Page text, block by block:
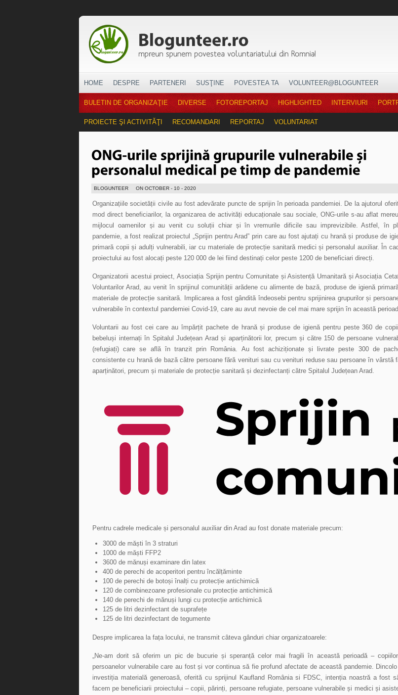
HOME DESPRE PARTENERI SUSŢINE POVESTEA TA VOLUNTEER@BLOGUNTEER
BULETIN DE ORGANIZAŢIE DIVERSE FOTOREPORTAJ HIGHLIGHTED INTERVIURI
PROIECTE ŞI ACTIVITĂŢI RECOMANDARI REPORTAJ VOLUNTARIAT
BLOGUNTEER ON OCTOBER - 10 - 2020
Organizațiile societății civile au fost adevărate puncte de sprijin în perioada pandemiei. De la ajutorul
mod direct beneficiarilor, la organizarea de activități educaționale sau sociale, ONG-urile s-au aflat
mijlocul oamenilor și au venit cu soluții chiar și în vremurile dificile sau imprevizibile. Astfel, în
pandemie, a fost realizat proiectul „Sprijin pentru Arad” prin care au fost ajutați cu hrană și produse de
primară copii și adulți vulnerabili, iar cu materiale de protecție sanitară medici și personalul auxiliar. În
proiectului au fost alocați peste 120 000 de lei fiind destinați celor peste 1200 de beneficiari direcți.
Organizatorii acestui proiect, Asociația Sprijin pentru Comunitate și Asistență Umanitară și Asociația
Voluntarilor Arad, au venit în sprijinul comunității arădene cu alimente de bază, produse de igienă
materiale de protecție sanitară. Implicarea a fost gândită îndeosebi pentru sprijinirea grupurilor și
vulnerabile în contextul pandemiei Covid-19, care au avut nevoie de cel mai mare sprijin în această
Voluntarii au fost cei care au împărțit pachete de hrană și produse de igienă pentru peste 360 de
bebeluși internați în Spitalul Județean Arad și aparținătorii lor, precum și către 150 de persoane
(refugiați) care se află în tranzit prin România. Au fost achiziționate și livrate peste 300 de
consistente cu hrană de bază către persoane fără venituri sau cu venituri reduse sau persoane în vârstă
aparținători, precum și materiale de protecție sanitară și dezinfectanți către Spitalul Județean Arad.
Pentru cadrele medicale și personalul auxiliar din Arad au fost donate materiale precum:
3000 de măști în 3 straturi
1000 de măști FFP2
3600 de mănuși examinare din latex
400 de perechi de acoperitori pentru încălțăminte
100 de perechi de botoși înalți cu protecție antichimică
120 de combinezoane profesionale cu protecție antichimică
140 de perechi de mănuși lungi cu protecție antichimică
125 de litri dezinfectant de suprafețe
125 de litri dezinfectant de tegumente
Despre implicarea la fața locului, ne transmit câteva gânduri chiar organizatoarele:
„Ne-am dorit să oferim un pic de bucurie și speranță celor mai fragili în această perioadă –
persoanelor vulnerabile care au fost și vor continua să fie profund afectate de această pandemie.
investiția materială generoasă, oferită cu sprijinul Kaufland România si FDSC, intenția noastră a fost
facem pe beneficiarii proiectului – copii, părinți, persoane refugiate, persoane vulnerabile și medici și